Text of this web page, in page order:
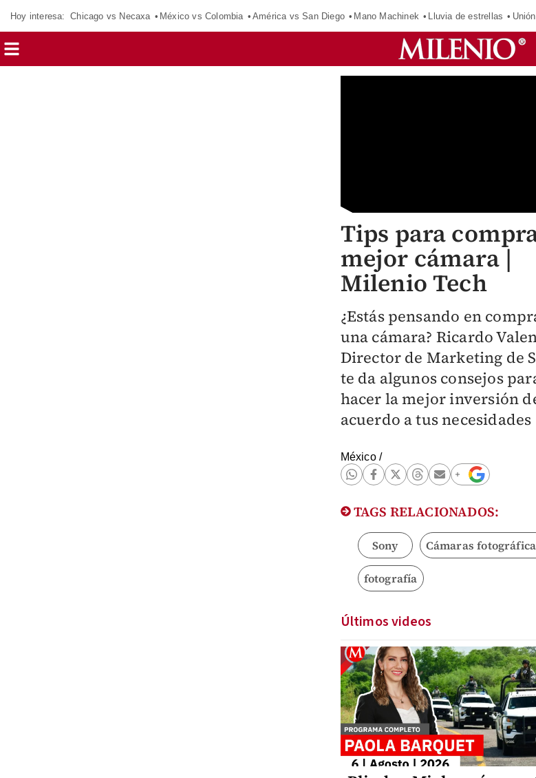
Hoy interesa: Chicago vs Necaxa México vs Colombia América vs San Diego Mano Machinek Lluvia de estrellas
Tips para
mejor cámara |
Milenio Tech
¿Estás pensando en
una cámara? Ricardo
Director de Marketing de
te da algunos consejos
hacer la mejor inversión
acuerdo a tus necesidades
México/
TAGS RELACIONADOS:
Sony Cámaras
fotografía
Últimos videos